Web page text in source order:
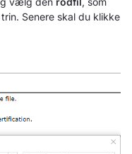
Senere skal du klikke